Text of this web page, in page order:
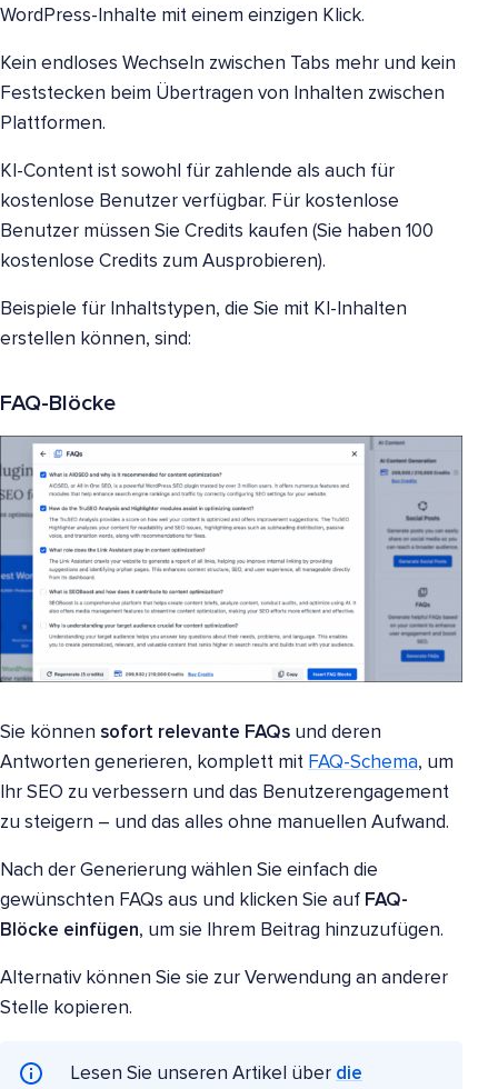
WordPress-Inhalte mit einem einzigen Klick.
Kein endloses Wechseln zwischen Tabs mehr und kein
Feststecken beim Übertragen von Inhalten zwischen
Plattformen.
KI-Content ist sowohl für zahlende als auch für
kostenlose Benutzer verfügbar. Für kostenlose
Benutzer müssen Sie Credits kaufen (Sie haben 100
kostenlose Credits zum Ausprobieren).
Beispiele für Inhaltstypen, die Sie mit KI-Inhalten
erstellen können, sind:
FAQ-Blöcke
Sie können sofort relevante FAQs und deren
Antworten generieren, komplett mit FAQ-Schema, um
Ihr SEO zu verbessern und das Benutzerengagement
zu steigern – und das alles ohne manuellen Aufwand.
Nach der Generierung wählen Sie einfach die
gewünschten FAQs aus und klicken Sie auf FAQ-
Blöcke einfügen, um sie Ihrem Beitrag hinzuzufügen.
Alternativ können Sie sie zur Verwendung an anderer
Stelle kopieren.
Lesen Sie unseren Artikel über die